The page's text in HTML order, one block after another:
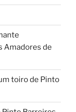
Amadores de
toiro de Pinto